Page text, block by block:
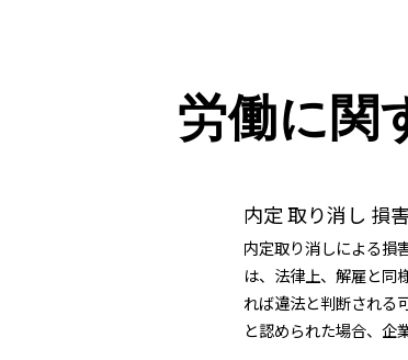
労働に関
内定 取り消し 損
内定取り消しによる損
は、法律上、解雇と同
れば違法と判断される
と認められた場合、